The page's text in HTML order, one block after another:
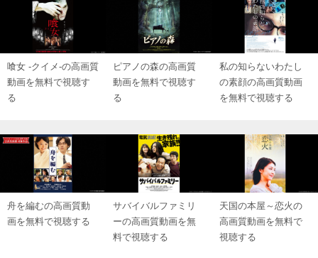
喰女 ‐クイメ‐の高画質
動画を無料で視聴す
る
ピアノの森の高画質
動画を無料で視聴す
る
私の知らないわたし
の素顔の高画質動画
を無料で視聴する
舟を編むの高画質動
画を無料で視聴する
サバイバルファミリ
ーの高画質動画を無
料で視聴する
天国の本屋～恋火の
高画質動画を無料で
視聴する